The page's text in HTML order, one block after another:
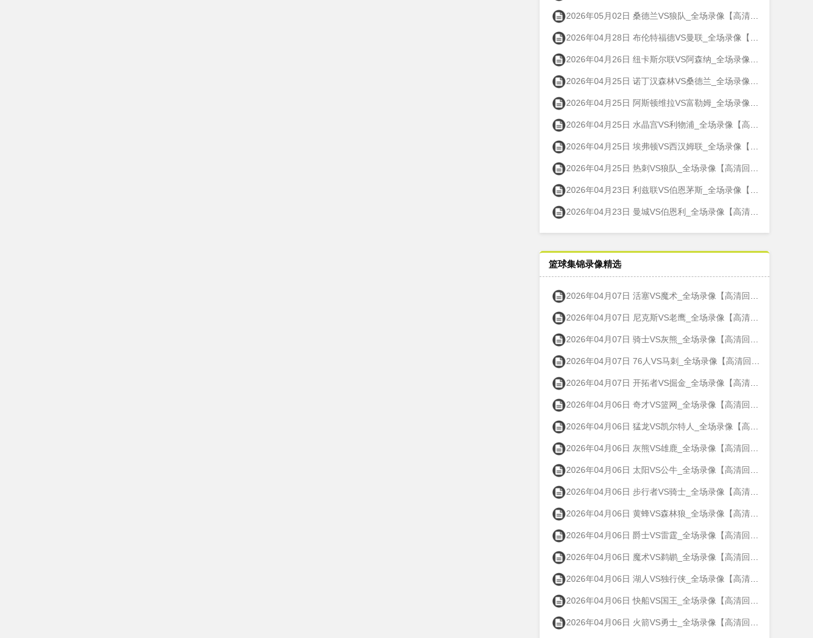
2026年05月02日 桑德兰VS狼队_全场录像【高清回放】
2026年04月28日 布伦特福德VS曼联_全场录像【高清回放】
2026年04月26日 纽卡斯尔联VS阿森纳_全场录像【高清回放】
2026年04月25日 诺丁汉森林VS桑德兰_全场录像【高清回放】
2026年04月25日 阿斯顿维拉VS富勒姆_全场录像【高清回放】
2026年04月25日 水晶宫VS利物浦_全场录像【高清回放】
2026年04月25日 埃弗顿VS西汉姆联_全场录像【高清回放】
2026年04月25日 热刺VS狼队_全场录像【高清回放】
2026年04月23日 利兹联VS伯恩茅斯_全场录像【高清回放】
2026年04月23日 曼城VS伯恩利_全场录像【高清回放】
篮球集锦录像精选
2026年04月07日 活塞VS魔术_全场录像【高清回放】
2026年04月07日 尼克斯VS老鹰_全场录像【高清回放】
2026年04月07日 骑士VS灰熊_全场录像【高清回放】
2026年04月07日 76人VS马刺_全场录像【高清回放】
2026年04月07日 开拓者VS掘金_全场录像【高清回放】
2026年04月06日 奇才VS篮网_全场录像【高清回放】
2026年04月06日 猛龙VS凯尔特人_全场录像【高清回放】
2026年04月06日 灰熊VS雄鹿_全场录像【高清回放】
2026年04月06日 太阳VS公牛_全场录像【高清回放】
2026年04月06日 步行者VS骑士_全场录像【高清回放】
2026年04月06日 黄蜂VS森林狼_全场录像【高清回放】
2026年04月06日 爵士VS雷霆_全场录像【高清回放】
2026年04月06日 魔术VS鹈鹕_全场录像【高清回放】
2026年04月06日 湖人VS独行侠_全场录像【高清回放】
2026年04月06日 快船VS国王_全场录像【高清回放】
2026年04月06日 火箭VS勇士_全场录像【高清回放】